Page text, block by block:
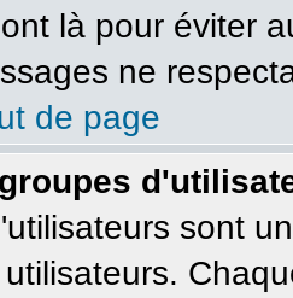
là pour éviter
ne
de page
sont